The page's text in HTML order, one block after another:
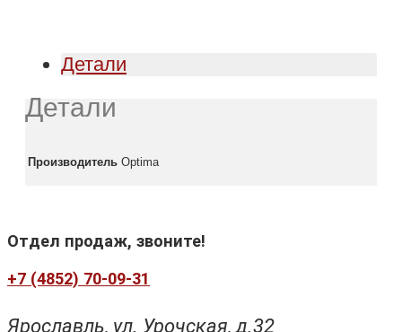
Детали
Детали
Производитель Optima
Отдел продаж, звоните!
+7 (4852) 70-09-31
Ярославль, ул. Урочская, д.32